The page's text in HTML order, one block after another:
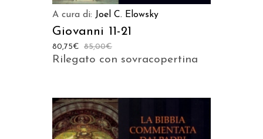
A cura di: Joel C. Elowsky
Giovanni 11-21
85,00€
80,75€
Rilegato con sovracopertina